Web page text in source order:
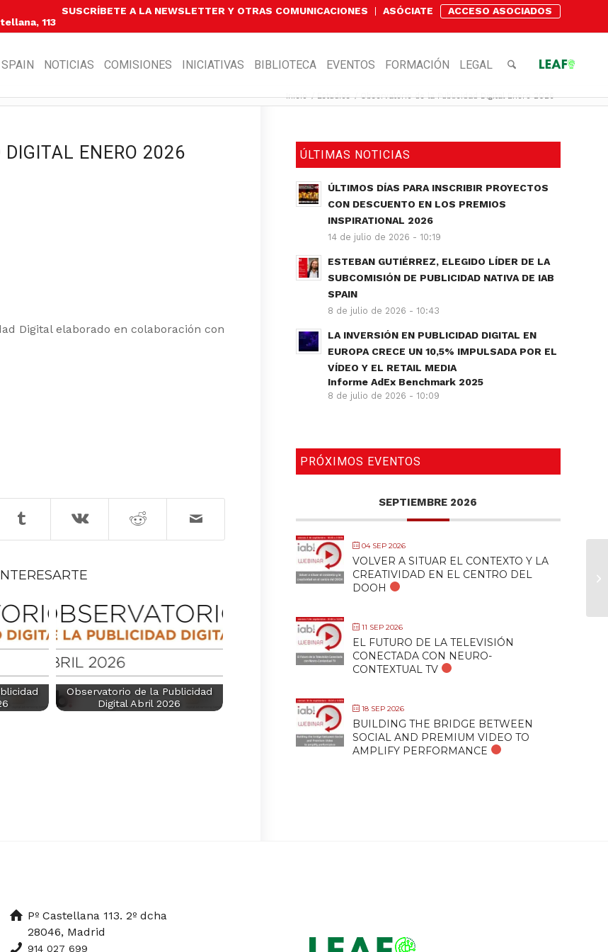
SUSCRÍBETE A LA NEWSLETTER Y OTRAS COMUNICACIONES ASÓCIATE
ACCESO ASOCIADOS
113
NOTICIAS COMISIONES INICIATIVAS BIBLIOTECA EVENTOS FORMACIÓN LEGAL
Inicio / Estudios / Observatorio de la Publicidad Digital Enero 2026
DIGITAL ENERO 2026
Digital elaborado en colaboración con
Observatorio de la Publicidad
Digital Abril 2026
ÚLTIMAS NOTICIAS
ÚLTIMOS DÍAS PARA INSCRIBIR PROYECTOS
CON DESCUENTO EN LOS PREMIOS
INSPIRATIONAL 2026
14 de julio de 2026 - 10:19
ESTEBAN GUTIÉRREZ, ELEGIDO LÍDER DE LA
SUBCOMISIÓN DE PUBLICIDAD NATIVA DE IAB
SPAIN
8 de julio de 2026 - 10:43
LA INVERSIÓN EN PUBLICIDAD DIGITAL EN
EUROPA CRECE UN 10,5% IMPULSADA POR EL
VÍDEO Y EL RETAIL MEDIA
Informe AdEx Benchmark 2025
8 de julio de 2026 - 10:09
PRÓXIMOS EVENTOS
SEPTIEMBRE 2026
04 SEP 2026
VOLVER A SITUAR EL CONTEXTO Y LA
CREATIVIDAD EN EL CENTRO DEL
DOOH
11 SEP 2026
EL FUTURO DE LA TELEVISIÓN
CONECTADA CON NEURO-
CONTEXTUAL TV
18 SEP 2026
BUILDING THE BRIDGE BETWEEN
SOCIAL AND PREMIUM VIDEO TO
AMPLIFY PERFORMANCE
Pº Castellana 113. 2º dcha
28046, Madrid
914 027 699